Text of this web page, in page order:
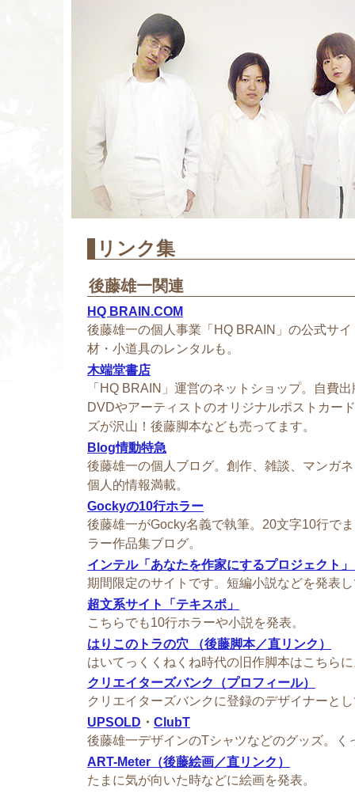
リンク集
後藤雄一関連
HQ BRAIN.COM
後藤雄一の個人事業「HQ BRAIN」の公式サ
材・小道具のレンタルも。
木端堂書店
「HQ BRAIN」運営のネットショップ。自費
DVDやアーティストのオリジナルポストカー
ズが沢山！後藤脚本なども売ってます。
Blog情動特急
後藤雄一の個人ブログ。創作、雑談、マンガ
個人的情報満載。
Gockyの10行ホラー
後藤雄一がGocky名義で執筆。20文字10行で
ラー作品集ブログ。
インテル「あなたを作家にするプロジェクト
期間限定のサイトです。短編小説などを発表
超文系サイト「テキスポ」
こちらでも10行ホラーや小説を発表。
はりこのトラの穴 （後藤脚本／直リンク）
はいてっくくねくね時代の旧作脚本はこちら
クリエイターズバンク（プロフィール）
クリエイターズバンクに登録のデザイナーと
UPSOLD ・ ClubT
後藤雄一デザインのTシャツなどのグッズ。く
ART-Meter（後藤絵画／直リンク）
たまに気が向いた時などに絵画を発表。